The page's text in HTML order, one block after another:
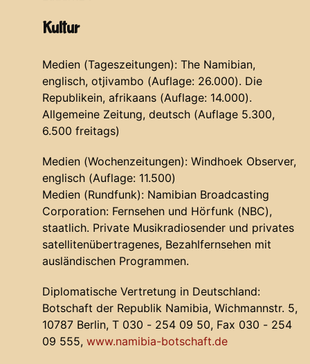
Kultur
Medien (Tageszeitungen): The Namibian,
englisch, otjivambo (Auflage: 26.000). Die
Republikein, afrikaans (Auflage: 14.000).
Allgemeine Zeitung, deutsch (Auflage 5.300,
6.500 freitags)
Medien (Wochenzeitungen): Windhoek Observer,
englisch (Auflage: 11.500)
Medien (Rundfunk): Namibian Broadcasting
Corporation: Fernsehen und Hörfunk (NBC),
staatlich. Private Musikradiosender und privates
satellitenübertragenes, Bezahlfernsehen mit
ausländischen Programmen.
Diplomatische Vertretung in Deutschland:
Botschaft der Republik Namibia, Wichmannstr. 5,
10787 Berlin, T 030 - 254 09 50, Fax 030 - 254
09 555, www.namibia-botschaft.de